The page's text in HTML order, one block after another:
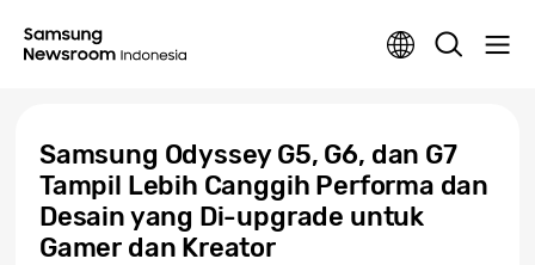
Samsung Odyssey G5, G6, dan G7
Tampil Lebih Canggih Performa dan
Desain yang Di-upgrade untuk
Gamer dan Kreator